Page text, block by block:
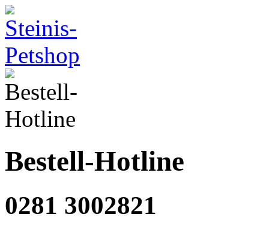
Bestell-Hotline
0281 3002821